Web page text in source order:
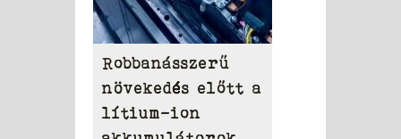
Robbanásszerű
növekedés előtt a
lítium-ion